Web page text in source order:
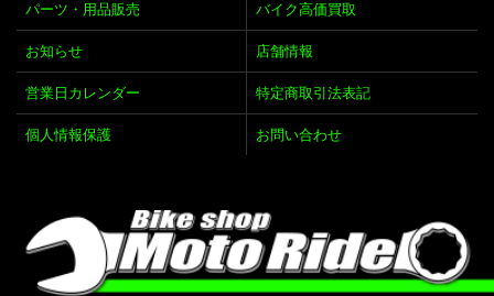
パーツ・用品販売 バイク高価買取
お知らせ 店舗情報
営業日カレンダー 特定商取引法表記
個人情報保護 お問い合わせ